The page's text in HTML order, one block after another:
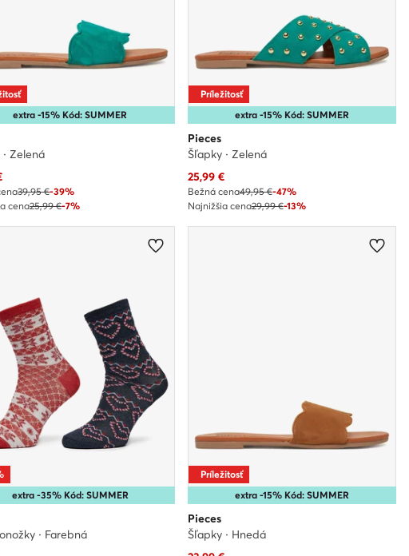
extra -15% Kód: SUMMER
Zelená
cena
39,95 €-39%
cena25,99 €-7%
extra -15% Kód: SUMMER
Príležitosť
Pieces
Šľapky · Zelená
Aktuálna cena
25,99€
Bežná cena49,95 €-47%
Najnižšia cena29,99 €-13%
extra -35% Kód: SUMMER
· Farebná
extra -15% Kód: SUMMER
Príležitosť
Pieces
Šľapky · Hnedá